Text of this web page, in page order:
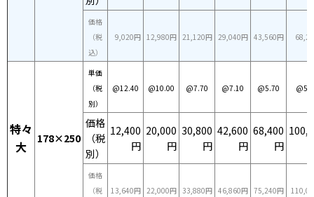
価格
（税
込）
9,020円 12,980円 21,120円 29,040円 43,560円
特々
大
178×250
単価
（税
別）
@12.40 @10.00 @7.70 @7.10 @5.70
価格
（税
別）
12,400
円
20,000
円
30,800
円
42,600
円
68,400
円
価格
（税
13,640円 22,000円 33,880円 46,860円 75,240円